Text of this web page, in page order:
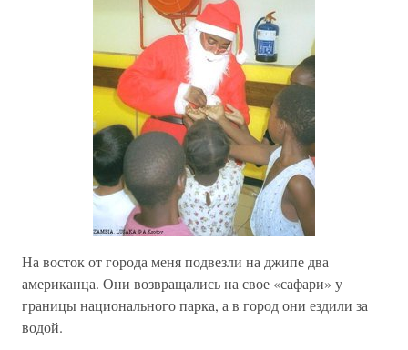
На восток от города меня подвезли на джипе два
американца. Они возвращались на свое «сафари» у
границы национального парка, а в город они ездили за
водой.